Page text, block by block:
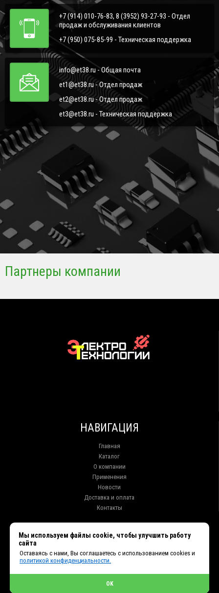
+7 (914) 010-76-83, 8 (3952) 93-27-93 - Отдел
продаж и обслуживания клиентов
+7 (950) 075-85-99 - Техническая поддержка
info@et38.ru - Общая почта
et1@et38.ru - Отдел продаж
et2@et38.ru - Отдел продаж
et3@et38.ru - Техническая поддержка
Партнеры компании
НАВИГАЦИЯ
Главная
Каталог
О компании
Применения
Новости
Доставка и оплата
Контакты
+7 (914) 010-76-83, 8 (3952) 93-27-93 - Отдел продаж
+7 (950) 075-85-99 - Техническая поддержка
et2@et38.ru - Отдел продаж
Мы используем файлы cookie, чтобы улучшить работу
сайта
Оставаясь с нами, Вы соглашаетесь с использованием cookies и
политикой конфиденциальности.
OK